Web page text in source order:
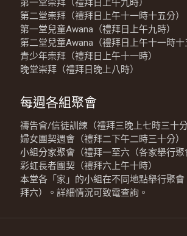
第一堂崇拜（禮拜日上午九時）
第二堂崇拜（禮拜日上午十一時十五分）
第一堂兒童Awana（禮拜日上午九時）
第二堂兒童Awana（禮拜日上午十一時十
青少年崇拜（禮拜日上午十一時）
晚堂崇拜（禮拜日晚上八時）
每週各組聚會
禱告會/信徒訓練（禮拜三晚上七時三十分
婦女團契週會（禮拜二下午二時三十分）
小組分家聚會（禮拜一至六（各家舉行聚
彩虹長者團契（禮拜六上午十時）
本堂各「家」的小組在不同地點舉行聚
拜六）。詳細情況可致電查詢。